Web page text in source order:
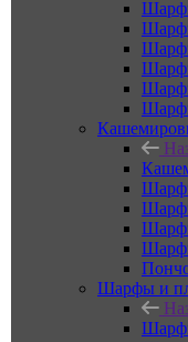
Шарфы и